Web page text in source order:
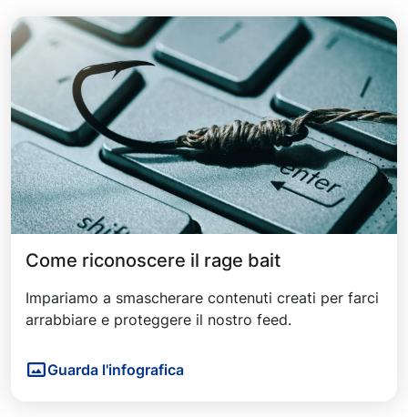
Come riconoscere il rage bait
Impariamo a smascherare contenuti creati per farci
arrabbiare e proteggere il nostro feed.
Guarda l'infografica